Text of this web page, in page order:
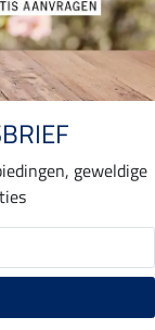
geweldige